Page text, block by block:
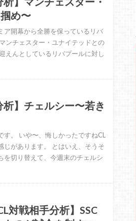
め〜
ア開幕から全勝を保っているリバ
ンチェスター・ユナイテッドとの
えんとしているリバプールに対し
析】チェルシー〜若き
。 いや〜、悔しかったですねCL
じがあります。 とはいえ、そうそ
を切り替えて、今週末のチェルシ
対戦相手分析】SSC